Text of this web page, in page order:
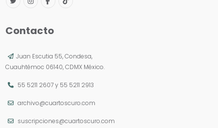
Contacto
Juan Escutia 55, Condesa,
Cuauhtémoc 06140, CDMX México.
55 5211 2607y 55 5211 2913
archivo@cuartoscuro.com
suscripciones@cuartoscuro.com